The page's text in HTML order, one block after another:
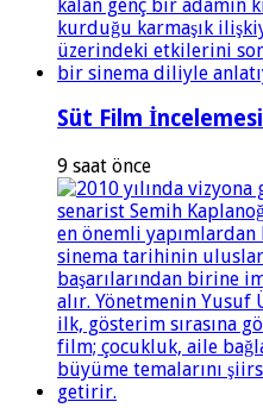
Süt Film İncelemesi
9 saat önce